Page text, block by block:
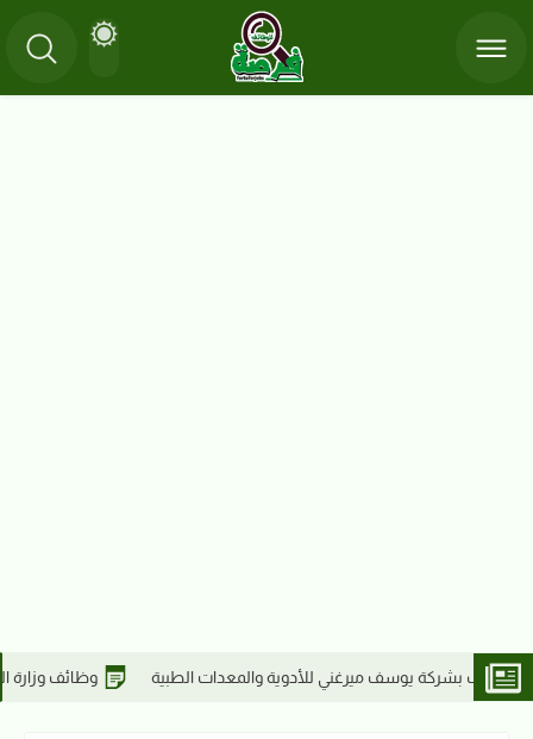
وظائف وزارة المالية السودانية 2026 | التقديم لخريجي تخصصات | وظائف مفوضية الاختيار